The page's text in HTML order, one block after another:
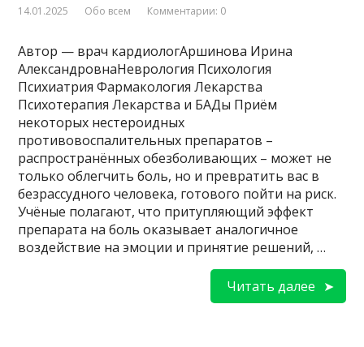
14.01.2025 Обо всем Комментарии: 0
Автор — врач кардиологАршинова Ирина
АлександровнаНеврология Психология
Психиатрия Фармакология Лекарства
Психотерапия Лекарства и БАДы Приём
некоторых нестероидных
противовоспалительных препаратов –
распространённых обезболивающих – может не
только облегчить боль, но и превратить вас в
безрассудного человека, готового пойти на риск.
Учёные полагают, что притупляющий эффект
препарата на боль оказывает аналогичное
воздействие на эмоции и принятие решений, …
Читать далее